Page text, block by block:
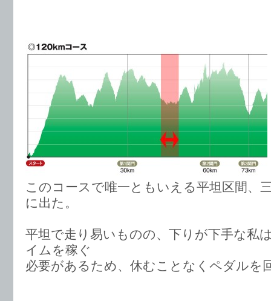
このコースで唯一ともいえる平坦区間、
に出た。
平坦で走り易いものの、下りが下手な私
イムを稼ぐ
必要があるため、休むことなくペダルを